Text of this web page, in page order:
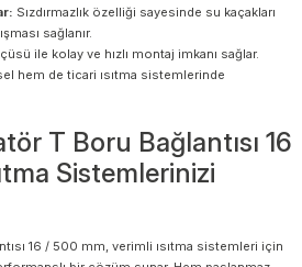
Sızdırmazlık özelliği sayesinde su kaçakları
sağlanır.
ile kolay ve hızlı montaj imkanı sağlar.
hem de ticari ısıtma sistemlerinde
T Boru Bağlantısı 16
Sistemlerinizi
16 / 500 mm, verimli ısıtma sistemleri için